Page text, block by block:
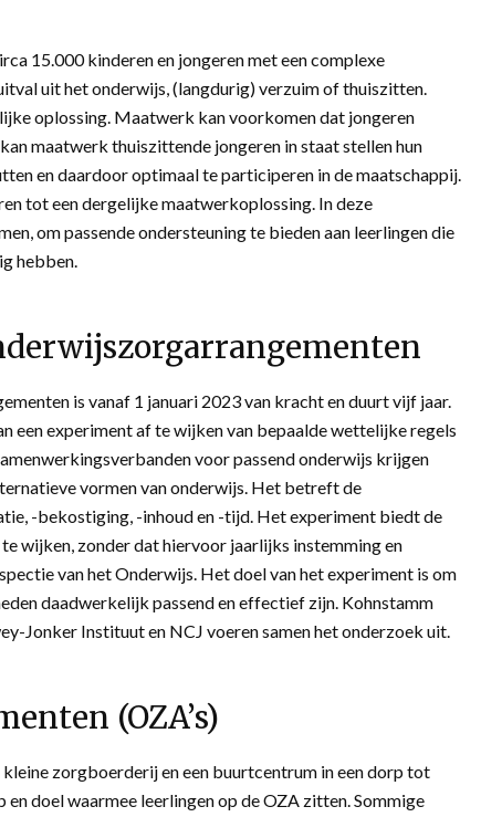
15.000 kinderen en jongeren met een complexe
uit het onderwijs, (langdurig) verzuim of thuiszitten.
oplossing. Maatwerk kan voorkomen dat jongeren
maatwerk thuiszittende jongeren in staat stellen hun
en daardoor optimaal te participeren in de maatschappij.
tot een dergelijke maatwerkoplossing. In deze
om passende ondersteuning te bieden aan leerlingen die
hebben.
is vanaf 1 januari 2023 van kracht en duurt vijf jaar.
een experiment af te wijken van bepaalde wettelijke regels
voor passend onderwijs krijgen
vormen van onderwijs. Het betreft de
-bekostiging, -inhoud en -tijd. Het experiment biedt de
wijken, zonder dat hiervoor jaarlijks instemming en
van het Onderwijs. Het doel van het experiment is om
daadwerkelijk passend en effectief zijn. Kohnstamm
Jonker Instituut en NCJ voeren samen het onderzoek uit.
(OZA’s)
kleine zorgboerderij en een buurtcentrum in een dorp tot
doel waarmee leerlingen op de OZA zitten. Sommige